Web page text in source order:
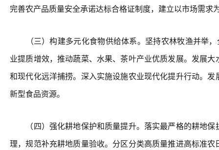
完善农产品质量安全承诺达标合格证制度，建立以市场需求
（三）构建多元化食物供给体系。坚持农林牧渔并举，
业提质增效，推动蔬菜、水果、茶叶产业优质发展。发展
和现代化远洋捕捞。深入实施设施农业现代化提升行动。
新型食品资源。
（四）强化耕地保护和质量提升。落实最严格的耕地保
理，规范补充耕地质量验收。分区分类高质量推进高标准